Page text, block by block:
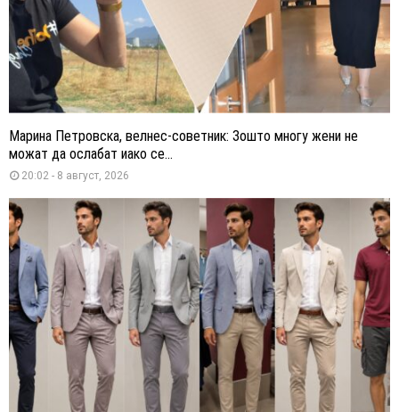
Марина Петровска, велнес-советник: Зошто многу жени не
можат да ослабат иако се...
20:02 - 8 август, 2026